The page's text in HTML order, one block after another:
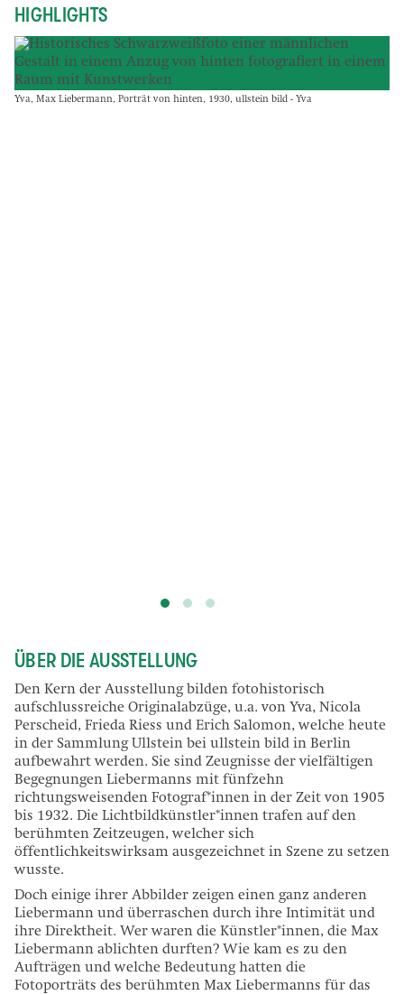
HIGHLIGHTS
Yva, Max Liebermann, Porträt von hinten, 1930, ullstein bild - Yva
ÜBER DIE AUSSTELLUNG
Den Kern der Ausstellung bilden fotohistorisch
aufschlussreiche Originalabzüge, u.a. von Yva, Nicola
Perscheid, Frieda Riess und Erich Salomon, welche heute
in der Sammlung Ullstein bei ullstein bild in Berlin
aufbewahrt werden. Sie sind Zeugnisse der vielfältigen
Begegnungen Liebermanns mit fünfzehn
richtungsweisenden Fotograf*innen in der Zeit von 1905
bis 1932. Die Lichtbildkünstler*innen trafen auf den
berühmten Zeitzeugen, welcher sich
öffentlichkeitswirksam ausgezeichnet in Szene zu setzen
wusste.
Doch einige ihrer Abbilder zeigen einen ganz anderen
Liebermann und überraschen durch ihre Intimität und
ihre Direktheit. Wer waren die Künstler*innen, die Max
Liebermann ablichten durften? Wie kam es zu den
Aufträgen und welche Bedeutung hatten die
Fotoporträts des berühmten Max Liebermanns für das